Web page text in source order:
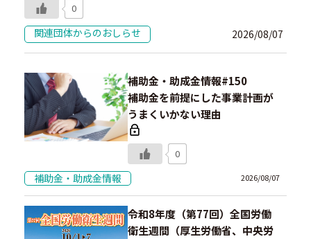
関連団体からのおしらせ 2026/08/07
0
補助金・助成金情報#150
補助金を前提にした事業計画が
うまくいかない理由
0
補助金・助成金情報 2026/08/07
令和8年度（第77回）全国労働
衛生週間（厚生労働省、中央労